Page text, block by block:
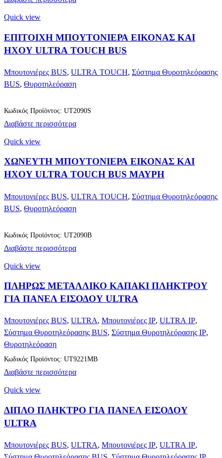
Quick view
ΕΠΙΤΟΙΧΗ ΜΠΟΥΤΟΝΙΕΡΑ ΕΙΚΟΝΑΣ ΚΑΙ
ΗΧΟΥ ULTRA TOUCH BUS
Μπουτονιέρες BUS, ULTRA TOUCH, Σύστημα Θυροτηλεόρασης
BUS, Θυροτηλεόραση
Διαβάστε περισσότερα
Κωδικός Προϊόντος: UT2090S
Quick view
XΩΝΕΥΤΗ ΜΠΟΥΤΟΝΙΕΡΑ ΕΙΚΟΝΑΣ ΚΑΙ
ΗΧΟΥ ULTRA TOUCH BUS ΜΑΥΡΗ
Μπουτονιέρες BUS, ULTRA TOUCH, Σύστημα Θυροτηλεόρασης
BUS, Θυροτηλεόραση
Διαβάστε περισσότερα
Κωδικός Προϊόντος: UT2090B
Quick view
ΠΛΗΡΩΣ ΜΕΤΑΛΛΙΚΟ ΚΑΠΑΚΙ ΠΛΗΚΤΡΟΥ
ΓΙΑ ΠΑΝΕΛ ΕΙΣΟΔΟΥ ULTRA
Μπουτονιέρες BUS, ULTRA, Μπουτονιέρες IP, ULTRA IP,
Σύστημα Θυροτηλεόρασης BUS, Σύστημα Θυροτηλεόρασης IP,
Θυροτηλεόραση
Διαβάστε περισσότερα
Κωδικός Προϊόντος: UT9221MB
Quick view
ΔΙΠΛΟ ΠΛΗΚΤΡΟ ΓΙΑ ΠΑΝΕΛ ΕΙΣΟΔΟΥ
ULTRA
Μπουτονιέρες BUS, ULTRA, Μπουτονιέρες IP, ULTRA IP,